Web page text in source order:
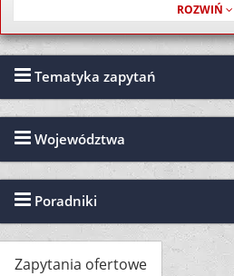
Zapytania ofertowe
Tematyka zapytań
Województwa
Poradniki
Usługa jest